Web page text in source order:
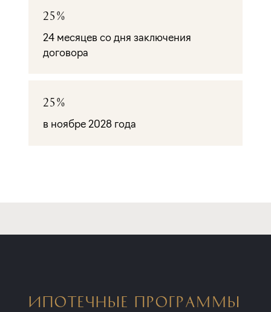
25%
24 месяцев со дня заключения
договора
25%
в ноябре 2028 года
ИПОТЕЧНЫЕ ПРОГРАММЫ